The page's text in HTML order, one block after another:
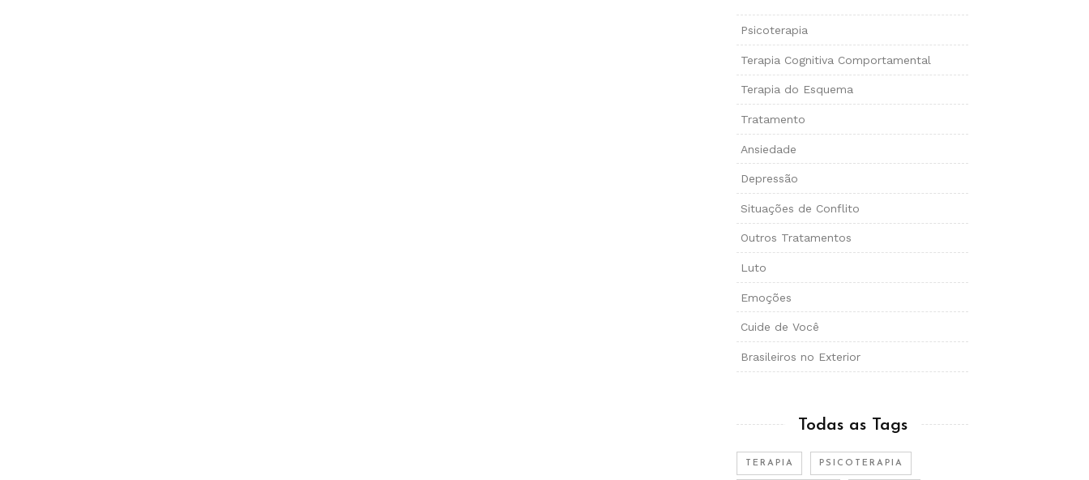
Psicoterapia
Terapia Cognitiva Comportamental
Terapia do Esquema
Tratamento
Ansiedade
Depressão
Situações de Conflito
Outros Tratamentos
Luto
Emoções
Cuide de Você
Brasileiros no Exterior
Todas as Tags
TERAPIA PSICOTERAPIA